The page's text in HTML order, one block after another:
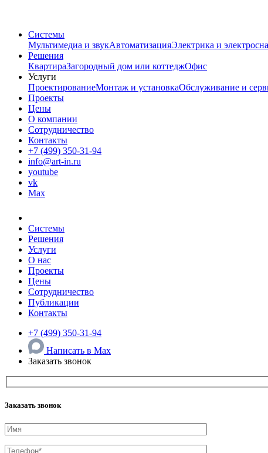
Системы
Мультимедиа и звукАвтоматизацияЭлектрика и
Решения
КвартираЗагородный дом или коттеджОфис
Услуги
ПроектированиеМонтаж и установкаОбслуживание и
Проекты
Цены
О компании
Сотрудничество
Контакты
+7 (499) 350-31-94
info@art-in.ru
youtube
vk
Max
Системы
Решения
Услуги
О нас
Проекты
Цены
Сотрудничество
Публикации
Контакты
+7 (499) 350-31-94
Написать в Max
Заказать звонок
Заказать звонок